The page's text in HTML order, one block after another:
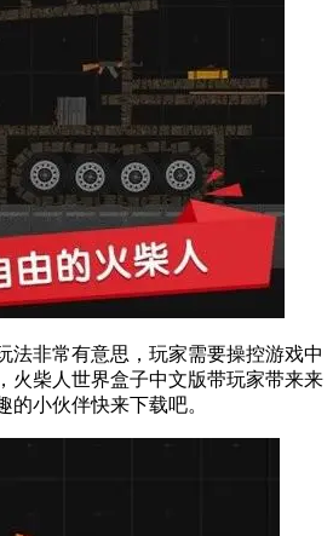
法非常有意思，玩家需要操控游戏中
火柴人世界盒子中文版带玩家带来来
的小伙伴快来下载吧。